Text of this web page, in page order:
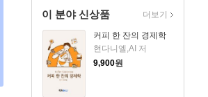
이 분야 신상품
커피 한 잔의 경제학
현다니엘,AI 저
9,900원
더보기